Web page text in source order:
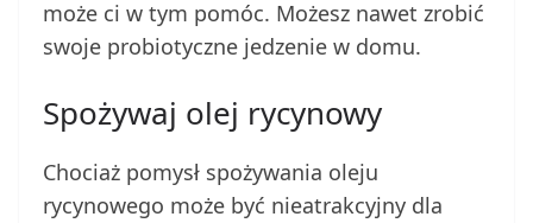
może ci w tym pomóc. Możesz nawet zrobić
swoje probiotyczne jedzenie w domu.
Spożywaj olej rycynowy
Chociaż pomysł spożywania oleju
rycynowego może być nieatrakcyjny dla